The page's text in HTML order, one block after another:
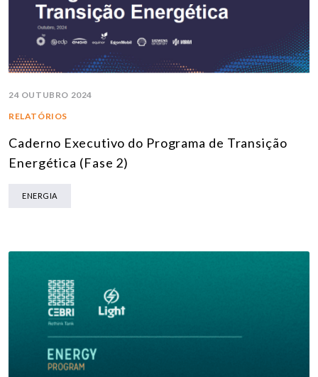
24 OUTUBRO 2024
RELATÓRIOS
Caderno Executivo do Programa de Transição
Energética (Fase 2)
ENERGIA